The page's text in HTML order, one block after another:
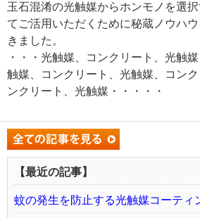
玉石混淆の光触媒からホンモノを選
てご活用いただくために秘蔵ノウハ
きました。
・・・光触媒、コンクリート、光触
触媒、コンクリート、光触媒、コン
ンクリート、光触媒・・・・・
【最近の記事】
蚊の発生を防止する光触媒コーティ